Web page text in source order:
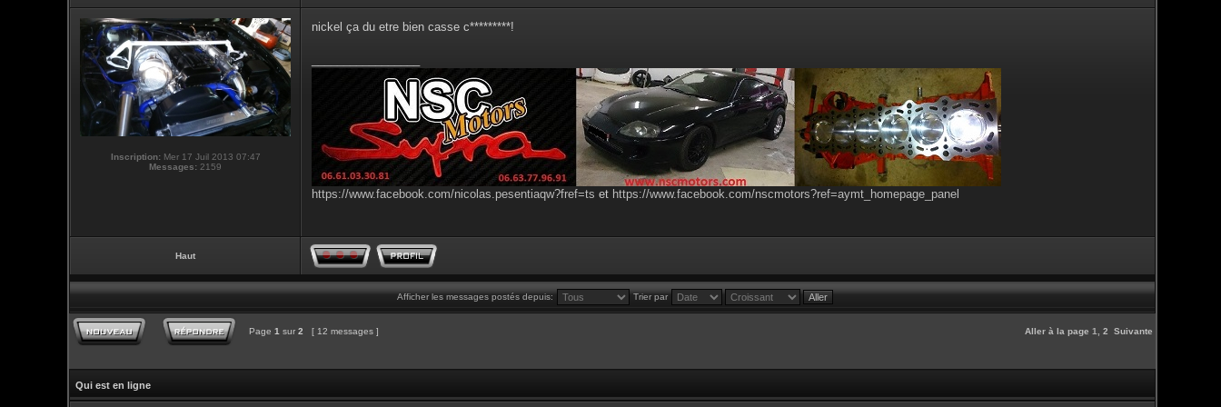
Inscription:Mer 17 Juil 2013 07:47
Messages: 2159
nickel ça du etre bien casse c*********!
https://www.facebook.com/nicolas.pesentiaqw?fref=ts et https://www.facebook.com/nscmotors?ref=aymt_homepage_panel
Haut
Afficher les messages postés depuis: Trier par
Page 1 sur 2 [ 12 messages ] Aller à la page 1 2 Suivante
Qui est en ligne